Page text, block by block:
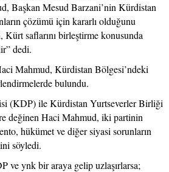
Başkan Mesud Barzani’nin Kürdistan
çözümü için kararlı olduğunu
Kürt saflarını birleştirme konusunda
dedi.
Mahmud, Kürdistan Bölgesi’ndeki
bulundu.
(KDP) ile Kürdistan Yurtseverler Birliği
değinen Haci Mahmud, iki partinin
hükümet ve diğer siyasi sorunların
söyledi.
ve ynk bir araya gelip uzlaşırlarsa;